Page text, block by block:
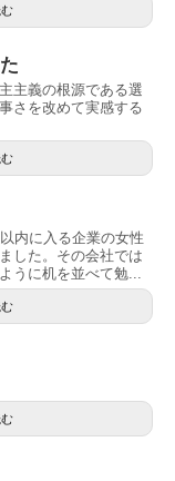
主義の根源である選
さを改めて実感する
内に入る企業の女性
した。その会社では
うに机を並べて勉...